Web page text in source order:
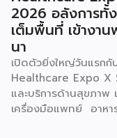
เพื่อเปิดโอกาสให้ผู้ที่ต้
สามารถเริ่มต้นธุรกิจไ
ธุรกิจแฟรนไชส์จดทะเ
ราย และได้คัดเลือกแฟ
100,000 บาท เข้าร่วม
2026 อลังการทั้
เต็มพื้นที่ เข้างา
นา
เปิดตัวยิ่งใหญ่วันแรก
Healthcare Expo X
และบริการด้านสุขภา
เครื่องมือแพทย์ อาห